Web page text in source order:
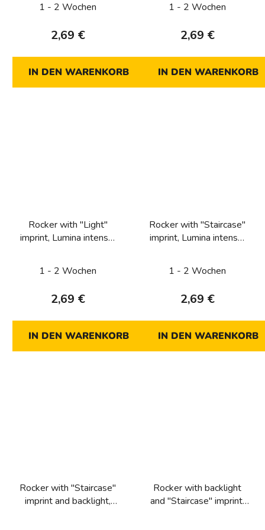
1 - 2 Wochen
2,69 €
IN DEN WARENKORB
1 - 2 Wochen
2,69 €
IN DEN WARENKORB
Rocker with "Light"
imprint, Lumina intense,
1 - 2 Wochen
2,69 €
IN DEN WARENKORB
Rocker with "Staircase"
imprint, Lumina intense,
1 - 2 Wochen
2,69 €
IN DEN WARENKORB
Rocker with "Staircase"
imprint and backlight,
matt
Rocker with backlight
and "Staircase" imprint,